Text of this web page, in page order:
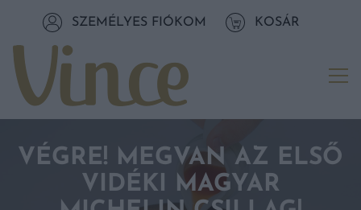
Tovább a tartalomhozSZEMÉLYES FIÓKOM KOSÁR
VÉGRE! MEGVAN AZ ELSŐ
VIDÉKI MAGYAR